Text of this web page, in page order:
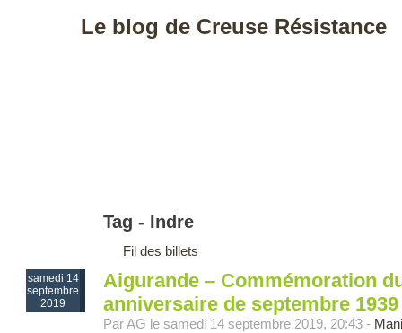
Le blog de Creuse Résistance
Tag - Indre
Fil des billets
samedi 14
septembre
2019
Aigurande – Commémoration
anniversaire de septembre 1939
Par AG le samedi 14 septembre 2019, 20:43 -